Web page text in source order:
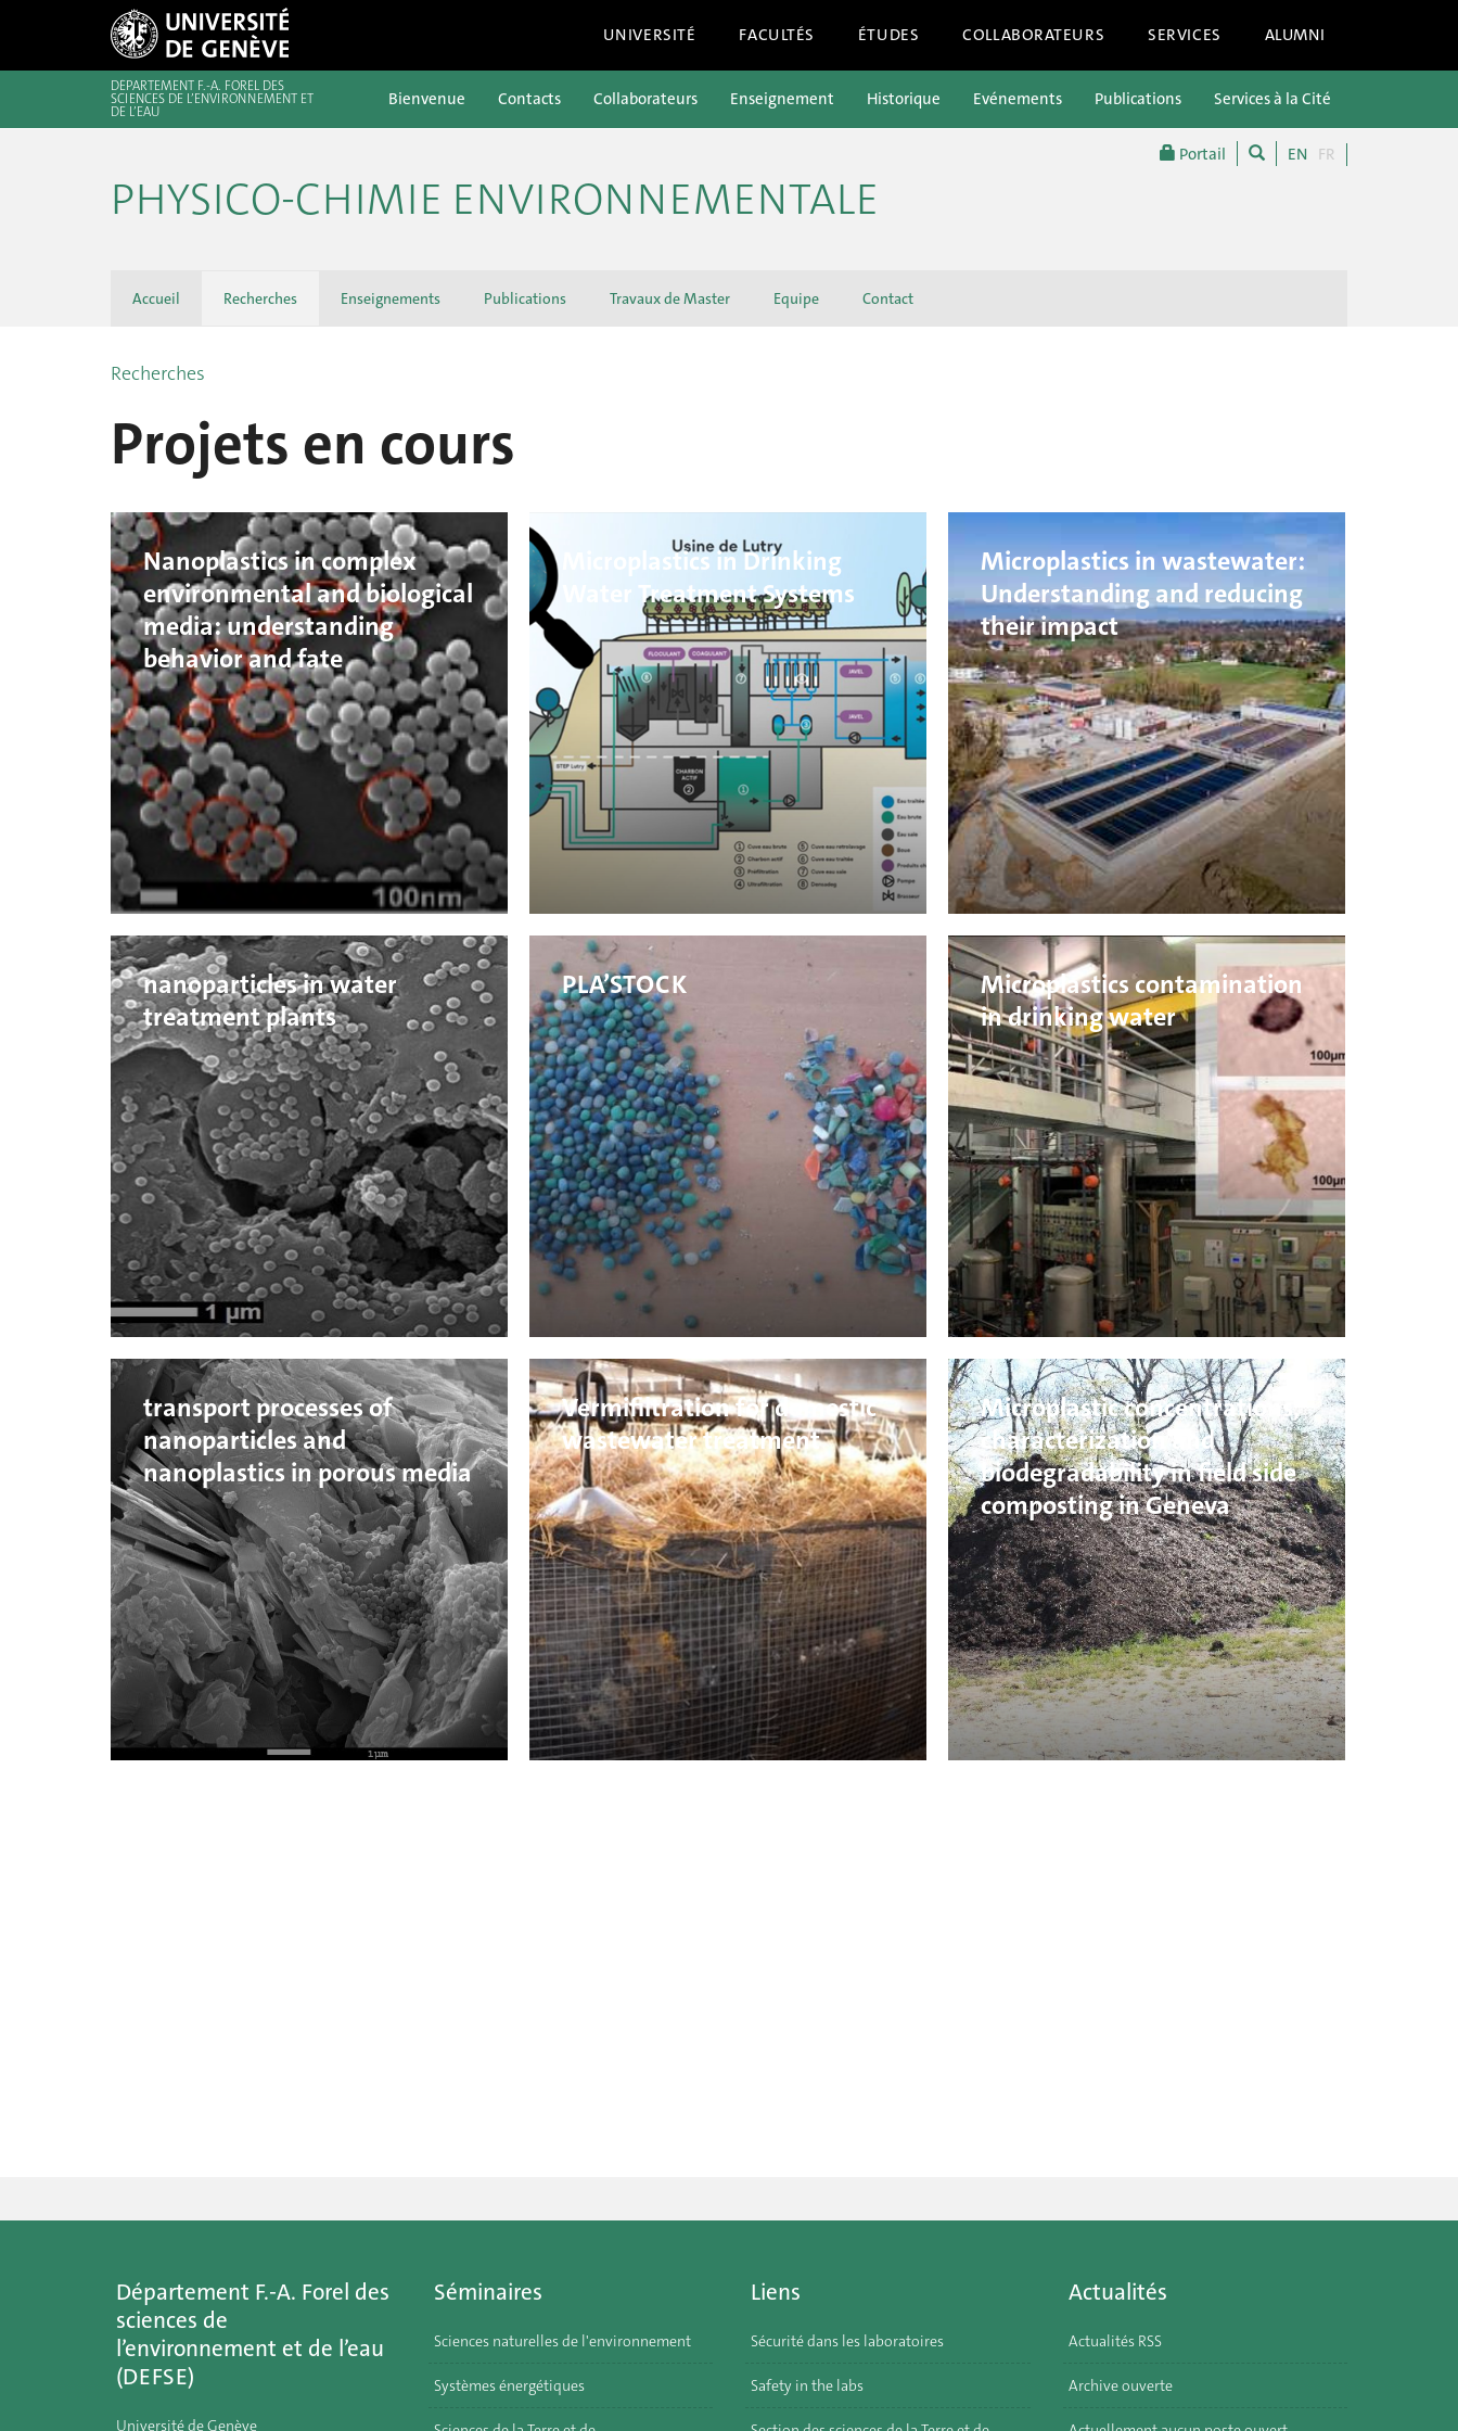
UNIVERSITÉ FACULTÉS ÉTUDES COLLABORATEURS SERVICES ALUMNI
Portail EN FR
DÉPARTEMENT F.-A. FOREL DES
SCIENCES DE L’ENVIRONNEMENT ET
DE L’EAU
Bienvenue Contacts Collaborateurs Enseignement Historique Evénements Publications Services à la Cité
PHYSICO-CHIMIE ENVIRONNEMENTALE
Accueil Recherches Enseignements Publications Travaux de Master Equipe Contact
Recherches
Projets en cours
Nanoplastics in complex
environmental and biological
media: understanding
behavior and fate
Microplastics in Drinking
Water Treatment Systems
Microplastics in wastewater:
Understanding and reducing
their impact
nanoparticles in water
treatment plants
PLA’STOCK
Microplastics contamination
in drinking water
transport processes of
nanoparticles and
nanoplastics in porous media
Vermifiltration for domestic
wastewater treatment
Microplastic concentrations,
characterization and
biodegradability in field side
composting in Geneva
Département F.-A. Forel des
sciences de
l’environnement et de l’eau
(DEFSE)
Université de Genève
Séminaires
Sciences naturelles de l'environnement
Systèmes énergétiques
Liens
Sécurité dans les laboratoires
Safety in the labs
Actualités
Actualités RSS
Archive ouverte